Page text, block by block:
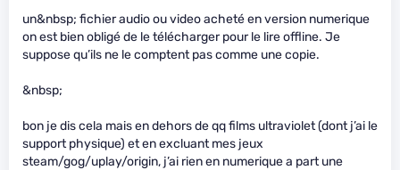
un&nbsp; fichier audio ou video acheté en version numerique
on est bien obligé de le télécharger pour le lire offline. Je
suppose qu’ils ne le comptent pas comme une copie.
&nbsp;
bon je dis cela mais en dehors de qq films ultraviolet (dont j’ai le
support physique) et en excluant mes jeux
steam/gog/uplay/origin, j’ai rien en numerique a part une